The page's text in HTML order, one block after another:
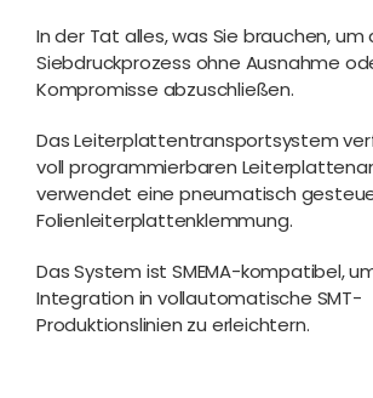
In der Tat alles, was Sie brauchen, um
Siebdruckprozess ohne Ausnahme
Kompromisse abzuschließen.
Das Leiterplattentransportsystem
voll programmierbaren
verwendet eine pneumatisch
Folienleiterplattenklemmung.
Das System ist SMEMA-kompatibel,
Integration in vollautomatische SMT-
Produktionslinien zu erleichtern.